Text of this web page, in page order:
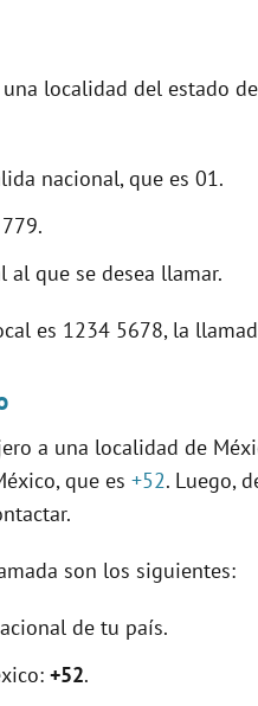
V
e
localidad del estado
nacional, que es 01.
al que se desea llamar.
es 1234 5678, la
a una localidad de
que es +52. Luego,
son los siguientes:
de tu país.
+52.